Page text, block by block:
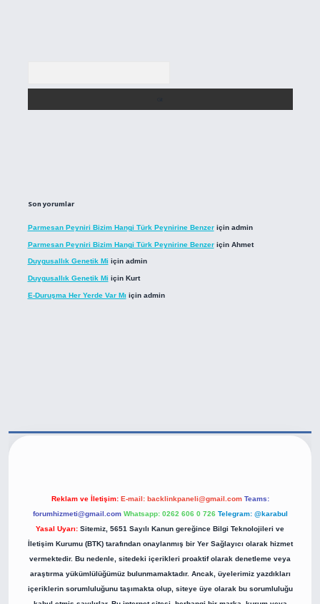
Son yorumlar
Parmesan Peyniri Bizim Hangi Türk Peynirine Benzeriçin admin
Parmesan Peyniri Bizim Hangi Türk Peynirine Benzeriçin Ahmet
Duygusallık Genetik Mi için admin
Duygusallık Genetik Mi için Kurt
E-Duruşma Her Yerde Var Mı için admin
Reklam ve İletişim: E-mail: backlinkpaneli@gmail.com Teams:
forumhizmeti@gmail.com Whatsapp: 0262 606 0 726 Telegram: @karabul
Yasal Uyarı: Sitemiz, 5651 Sayılı Kanun gereğince Bilgi Teknolojileri ve
İletişim Kurumu (BTK) tarafından onaylanmış bir Yer Sağlayıcı olarak hizmet
vermektedir. Bu nedenle, sitedeki içerikleri proaktif olarak denetleme veya
araştırma yükümlülüğümüz bulunmamaktadır. Ancak, üyelerimiz yazdıkları
içeriklerin sorumluluğunu taşımakta olup, siteye üye olarak bu sorumluluğu